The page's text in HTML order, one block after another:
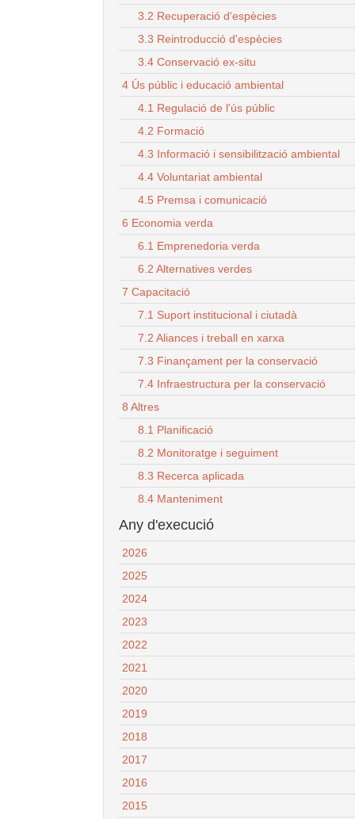
3.2 Recuperació d'espècies
3.3 Reintroducció d'espècies
3.4 Conservació ex-situ
4 Ús públic i educació ambiental
4.1 Regulació de l'ús públic
4.2 Formació
4.3 Informació i sensibilització ambiental
4.4 Voluntariat ambiental
4.5 Premsa i comunicació
6 Economia verda
6.1 Emprenedoria verda
6.2 Alternatives verdes
7 Capacitació
7.1 Suport institucional i ciutadà
7.2 Aliances i treball en xarxa
7.3 Finançament per la conservació
7.4 Infraestructura per la conservació
8 Altres
8.1 Planificació
8.2 Monitoratge i seguiment
8.3 Recerca aplicada
8.4 Manteniment
Any d'execució
2026
2025
2024
2023
2022
2021
2020
2019
2018
2017
2016
2015